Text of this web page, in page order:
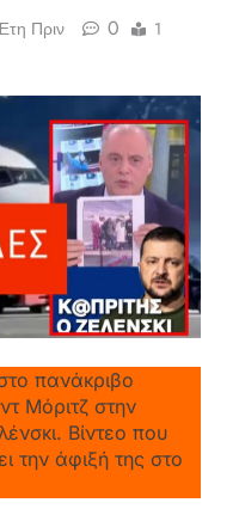
Πριν 0
1
πανάκριβο
Μόριτζ στην
Βίντεο που
την άφιξή της στο